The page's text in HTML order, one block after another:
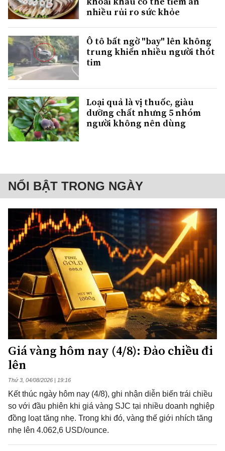
nhiều rủi ro sức khỏe
Ô tô bất ngờ "bay" lên không
trung khiến nhiều người thót
tim
Loại quả là vị thuốc, giàu
dưỡng chất nhưng 5 nhóm
người không nên dùng
NỔI BẬT TRONG NGÀY
Giá vàng hôm nay (4/8): Đảo chiều đi
lên
Thứ 3, 04/08/2026 | 19:16
Kết thúc ngày hôm nay (4/8), ghi nhận diễn biến trái chiều
so với đầu phiên khi giá vàng SJC tại nhiều doanh nghiệp
đồng loạt tăng nhẹ. Trong khi đó, vàng thế giới nhích tăng
nhẹ lên 4.062,6 USD/ounce.